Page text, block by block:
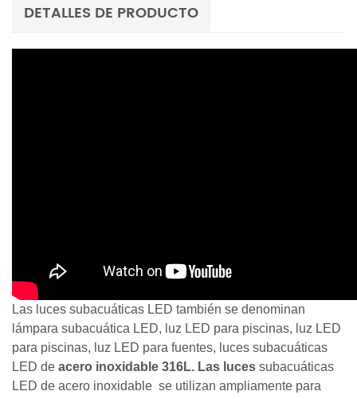
DETALLES DE PRODUCTO
Las luces subacuáticas LED también se denominan
lámpara subacuática LED, luz LED para piscinas, luz LED
para piscinas, luz LED para fuentes, luces subacuáticas
LED de acero inoxidable 316L. Las luces subacuáticas
LED de acero inoxidable se utilizan ampliamente para